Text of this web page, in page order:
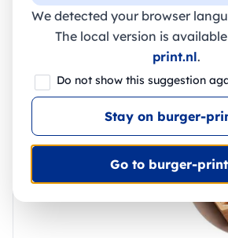
We detected your browser
The local version is
print.nl.
Do not show this suggestion
Stay on burger-
Go to burger-
PEPPER. Insalatiera in
Stricker